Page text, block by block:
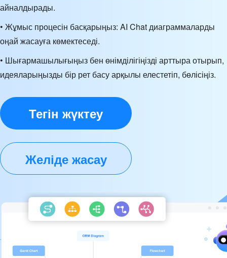
айналдырады.
• Жұмыс процесін басқарыңыз: AI Chat диаграммаларды
оңай жасауға көмектеседі.
• Шығармашылығыңыз бен өнімділігіңізді арттыра отырып,
идеяларыңызды бір рет басу арқылы елестетіп, бөлісіңіз.
Тегін жүктеу
Желіде жасау